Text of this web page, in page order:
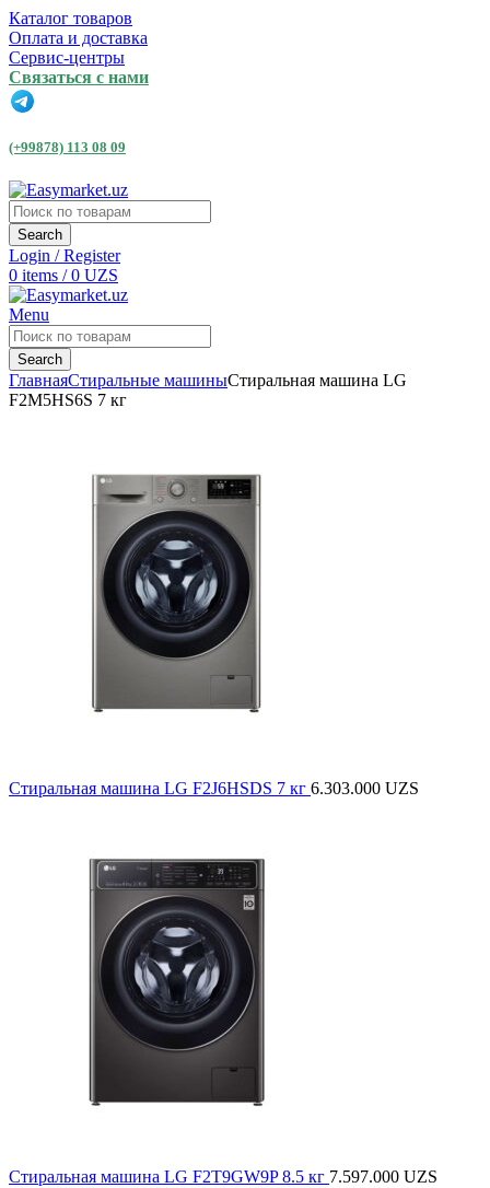
Каталог товаров
Оплата и доставка
Сервис-центры
Связаться с нами
(+99878) 113 08 09
Search
Login / Register
0 items / 0 UZS
Menu
Search
ГлавнаяСтиральные машиныСтиральная машина LG
F2M5HS6S 7 кг
Стиральная машина LG F2J6HSDS 7 кг 6.303.000 UZS
Стиральная машина LG F2T9GW9P 8.5 кг 7.597.000 UZS